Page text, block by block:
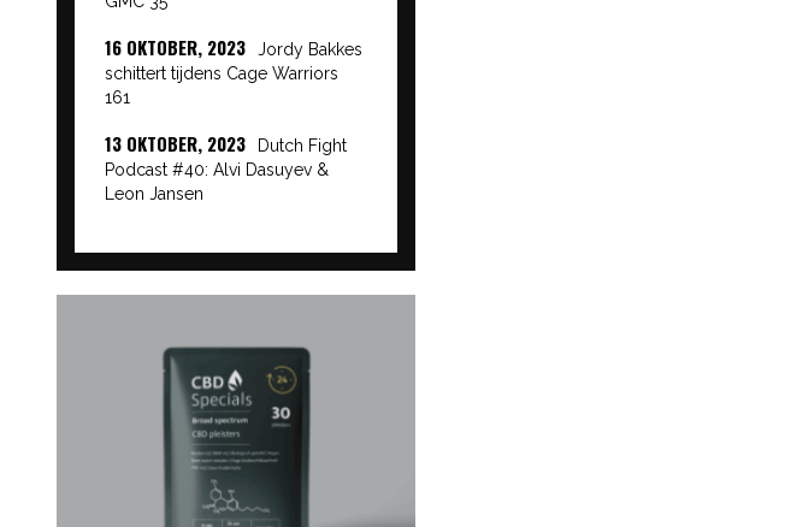
16 OKTOBER, 2023
Jordy Bakkes
schittert tijdens Cage Warriors
161
13 OKTOBER, 2023
Dutch Fight
Podcast #40: Alvi Dasuyev &
Leon Jansen